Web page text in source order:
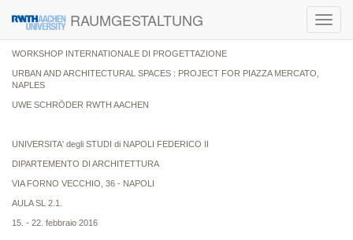
RAUMGESTALTUNG
WORKSHOP INTERNATIONALE DI PROGETTAZIONE
URBAN AND ARCHITECTURAL SPACES : PROJECT FOR PIAZZA MERCATO,
NAPLES
UWE SCHRÖDER RWTH AACHEN
UNIVERSITA' degli STUDI di NAPOLI FEDERICO II
DIPARTEMENTO DI ARCHITETTURA
VIA FORNO VECCHIO, 36 - NAPOLI
AULA SL 2.1.
15. - 22. febbraio 2016